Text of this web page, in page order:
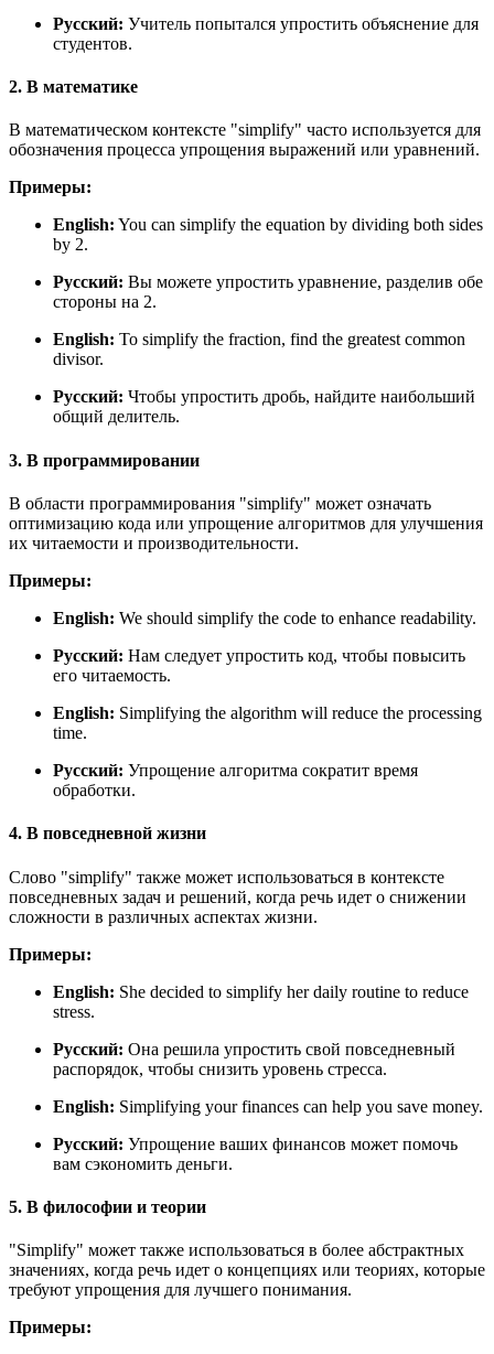
Русский: Учитель попытался упростить объяснение для
студентов.
2. В математике
В математическом контексте "simplify" часто используется для
обозначения процесса упрощения выражений или уравнений.
Примеры:
English: You can simplify the equation by dividing both sides
by 2.
Русский: Вы можете упростить уравнение, разделив обе
стороны на 2.
English: To simplify the fraction, find the greatest common
divisor.
Русский: Чтобы упростить дробь, найдите наибольший
общий делитель.
3. В программировании
В области программирования "simplify" может означать
оптимизацию кода или упрощение алгоритмов для улучшения
их читаемости и производительности.
Примеры:
English: We should simplify the code to enhance readability.
Русский: Нам следует упростить код, чтобы повысить
его читаемость.
English: Simplifying the algorithm will reduce the processing
time.
Русский: Упрощение алгоритма сократит время
обработки.
4. В повседневной жизни
Слово "simplify" также может использоваться в контексте
повседневных задач и решений, когда речь идет о снижении
сложности в различных аспектах жизни.
Примеры:
English: She decided to simplify her daily routine to reduce
stress.
Русский: Она решила упростить свой повседневный
распорядок, чтобы снизить уровень стресса.
English: Simplifying your finances can help you save money.
Русский: Упрощение ваших финансов может помочь
вам сэкономить деньги.
5. В философии и теории
"Simplify" может также использоваться в более абстрактных
значениях, когда речь идет о концепциях или теориях, которые
требуют упрощения для лучшего понимания.
Примеры: